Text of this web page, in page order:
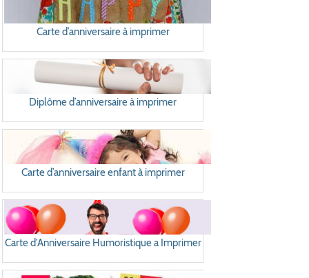
Carte d’anniversaire à imprimer
Diplôme d’anniversaire à imprimer
Carte d’anniversaire enfant à imprimer
Carte d'Anniversaire Humoristique a Imprimer